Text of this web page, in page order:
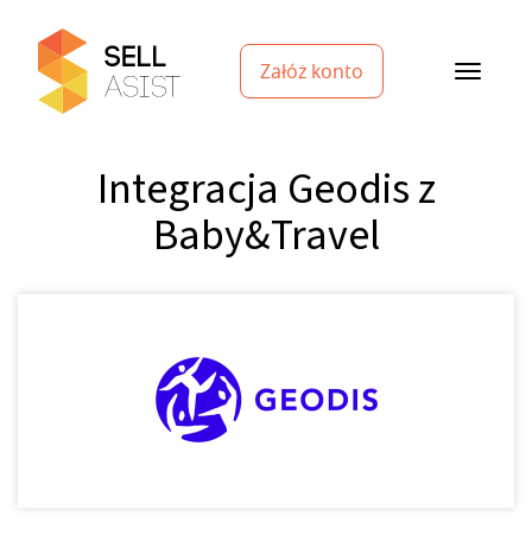
Załóż konto
Integracja Geodis z
Baby&Travel